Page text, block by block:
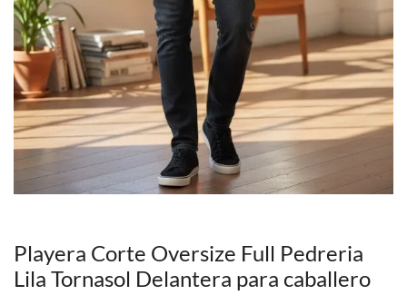
Playera Corte Oversize Full Pedreria
Lila Tornasol Delantera para caballero